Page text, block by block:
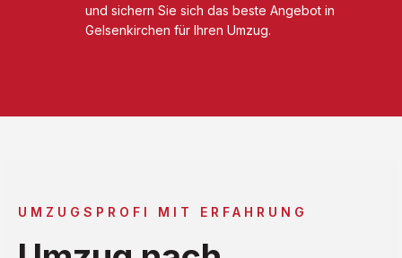
und sichern Sie sich das beste Angebot in
Gelsenkirchen für Ihren Umzug.
UMZUGSPROFI MIT ERFAHRUNG